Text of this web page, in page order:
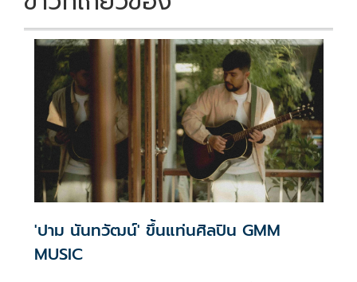
'ปาม นันทวัฒน์' ขึ้นแท่นศิลปิน GMM
MUSIC